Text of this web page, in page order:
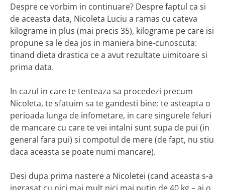
Despre ce vorbim in continuare? Despre faptul ca si
de aceasta data, Nicoleta Luciu a ramas cu cateva
kilograme in plus (mai precis 35), kilograme pe care isi
propune sa le dea jos in maniera bine-cunoscuta:
tinand dieta drastica ce a avut rezultate uimitoare si
prima data.
In cazul in care te tenteaza sa procedezi precum
Nicoleta, te sfatuim sa te gandesti bine: te asteapta o
perioada lunga de infometare, in care singurele feluri
de mancare cu care te vei intalni sunt supa de pui (in
general fara pui) si compotul de mere (de fapt, nu stiu
daca aceasta se poate numi mancare).
Desi dupa prima nastere a Nicoletei (cand aceasta s-a